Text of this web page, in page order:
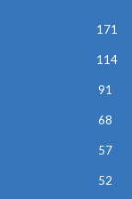
171
114
91
68
57
52